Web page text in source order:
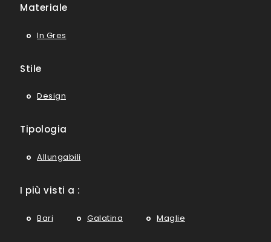
Materiale
In Gres
Stile
Design
Tipologia
Allungabili
I più visti a :
Bari Galatina Maglie